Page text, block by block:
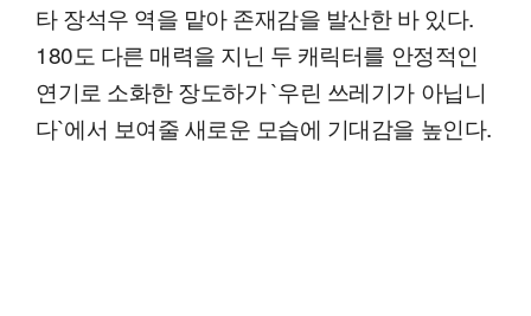
타 장석우 역을 맡아 존재감을 발산한 바 있다.
180도 다른 매력을 지닌 두 캐릭터를 안정적인
연기로 소화한 장도하가 `우린 쓰레기가 아닙니
다`에서 보여줄 새로운 모습에 기대감을 높인다.